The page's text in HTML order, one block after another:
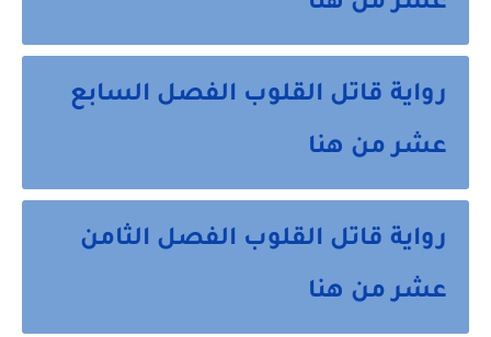
رواية قاتل القلوب الفصل السابع
عشر من هنا
رواية قاتل القلوب الفصل الثامن
عشر من هنا